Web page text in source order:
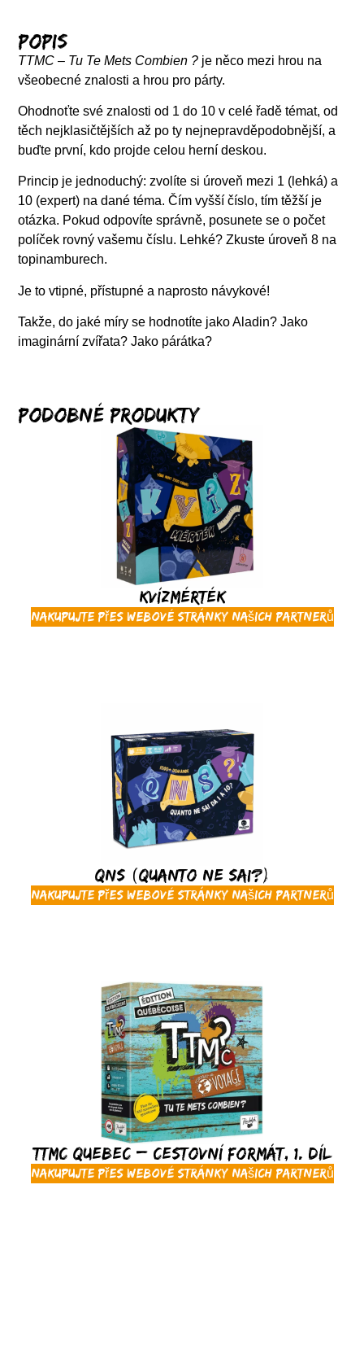
Popis
TTMC – Tu Te Mets Combien ? je něco mezi hrou na
všeobecné znalosti a hrou pro párty.
Ohodnoťte své znalosti od 1 do 10 v celé řadě témat, od
těch nejklasičtějších až po ty nejnepravděpodobnější, a
buďte první, kdo projde celou herní deskou.
Princip je jednoduchý: zvolíte si úroveň mezi 1 (lehká) a
10 (expert) na dané téma. Čím vyšší číslo, tím těžší je
otázka. Pokud odpovíte správně, posunete se o počet
políček rovný vašemu číslu. Lehké? Zkuste úroveň 8 na
topinamburech.
Je to vtipné, přístupné a naprosto návykové!
Takže, do jaké míry se hodnotíte jako Aladin? Jako
imaginární zvířata? Jako párátka?
Podobné produkty
Kvízmérték
Nakupujte přes webové stránky našich partnerů
QNS (Quanto ne sai?)
Nakupujte přes webové stránky našich partnerů
TTMC Quebec – Cestovní formát, 1. díl
Nakupujte přes webové stránky našich partnerů